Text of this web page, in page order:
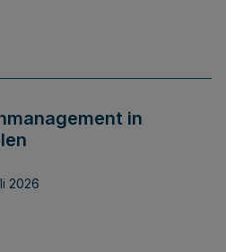
in
2026